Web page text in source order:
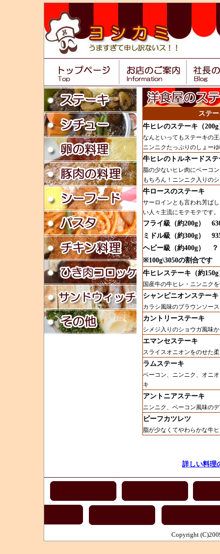
ステ
牛ヒレのステーキ（200g
なんといってもステーキの
ニンニクたっぷりのしょー
牛ヒレのトルネードステ
脂の少ないヒレ肉にベーコ
もちろん！ニンニク入りの
牛ロースのステーキ
サーロインとも言われ芳ば
い人々主流にモテモテです
フライ級（約200g）
ミドル級（約300g）
ヘビー級（約400g） ？
※100g\3050の割合です
牛ヒレステーキ（約150g
国産牛の牛ヒレ・ニンニク
シャンピニオンステーキ
カラシ風味のブラウンソー
カントリーステーキ
シメジ入りのショウガ風味
エマンセステーキ
スライスオニオンをのせた
ラムステーキ
ベーコン、ニンニク、オニ
キ
アントニアステーキ
ニンニク、ベーコン風味の
ビーフカツレツ
脂が少なくてやわらかな牛
詳しい料理
Copyright